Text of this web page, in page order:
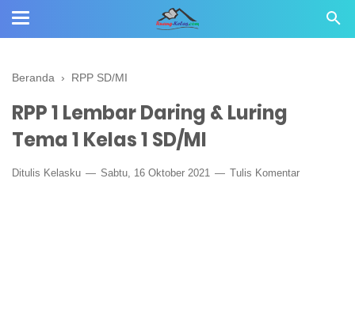
Beranda › RPP SD/MI
RPP 1 Lembar Daring & Luring
Tema 1 Kelas 1 SD/MI
Ditulis Kelasku Sabtu, 16 Oktober 2021 Tulis Komentar